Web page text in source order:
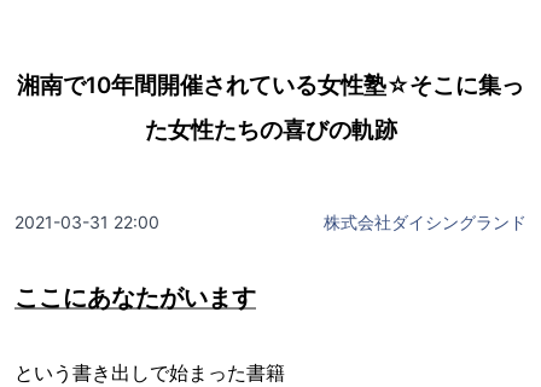
湘南で10年間開催されている女性塾☆そこに集っ
た女性たちの喜びの軌跡
2021-03-31 22:00 株式会社ダイシングランド
ここにあなたがいます
という書き出しで始まった書籍